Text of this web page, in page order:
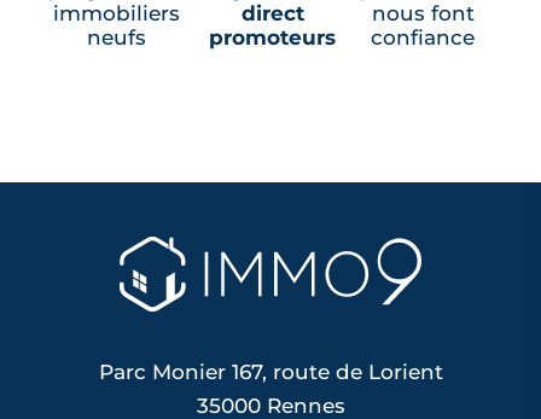
immobiliers
neufs
direct
promoteurs
nous font
confiance
Parc Monier 167, route de Lorient
35000 Rennes